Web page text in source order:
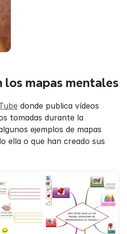
los mapas mentales
donde publica vídeos
tomadas durante la
ejemplos de mapas
ella o que han creado sus